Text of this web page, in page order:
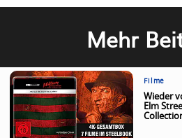
Mehr
Filme
Wieder
Elm